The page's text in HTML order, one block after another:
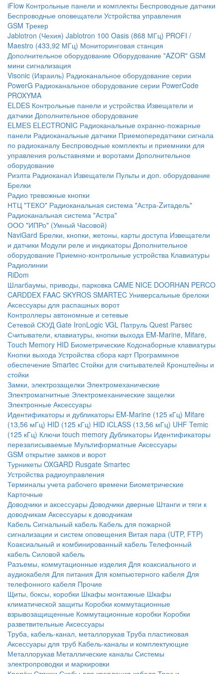
iFlow Контрольные панели и комплекты Беспроводные датчики
Беспроводные оповещатели Устройства управления
GSM Трекер
Jablotron (Чехия) Jablotron 100 Oasis (868 МГц) PROFI /
Maestro (433,92 МГц) Мониторинговая станция
Дополнительное оборудование Оборудование "AZOR" GSM
мини сигнализация
Visonic (Израиль) Радиоканальное оборудование серии
PowerG Радиоканальное оборудование серии PowerCode
PROXYMA
ELDES Контрольные панели и устройства Извещатели и
датчики Дополнительное оборудование
ELMES ELECTRONIC Радиоканальные охранно-пожарные
панели Радиоканальные датчики Приемопередатчики сигнала
по радиоканалу Беспроводные комплекты и приемники для
управления рольставнями и воротами Дополнительное
оборудование
Риэлта Радиоканал Извещатели Пульты и доп. оборудование
Брелки
Радио тревожные кнопки
НТЦ "ТЕКО" Радиоканальная система "Астра-Zитадель"
Радиоканальная система "Астра"
ООО "ИПРо" (Умный Часовой)
NaviGard Брелки, кнопки, жетоны, карты доступа Извещатели
и датчики Модули реле и индикаторы Дополнительное
оборудование Приемно-контрольные устройства Клавиатуры
Радиолинии
RiDom
Шлагбаумы, приводы, парковка CAME NICE DOORHAN PERCO
CARDDEX FAAC SKYROS SMARTEC Универсальные брелоки
Аксессуары для распашных ворот
Контроллеры автономные и сетевые
Сетевой СКУД Gate IronLogic VGL Патруль Quest Parsec
Считыватели, клавиатуры, кнопки выхода EM-Marine, Mifare,
Touch Memory HID Биометрические Кодонаборные клавиатуры
Кнопки выхода Устройства сбора карт Программное
обеспечение Smartec Стойки для считывателей Кронштейны и
стойки
Замки, электрозащелки Электромеханические
Электромагнитные Электромеханические защелки
Электронные Аксессуары
Идентификаторы и дубликаторы EM-Marine (125 кГц) Mifare
(13,56 мГц) HID (125 кГц) HID iCLASS (13,56 мГц) UHF Temic
(125 кГц) Ключи touch memory Дубликаторы Идентификаторы
перезаписываемые Мультиформатные Аксессуары
GSM открытие замков и ворот
Турникеты OXGARD Rusgate Smartec
Устройства радиоуправления
Терминалы учета рабочего времени Биометрические
Карточные
Доводчики и аксессуары Доводчики дверные Штанги и тяги к
доводчикам Аксессуары к доводчикам
Кабель Сигнальный кабель Кабель для пожарной
сигнализации и систем оповещения Витая пара (UTP, FTP)
Коаксиальный и комбинированный кабель Телефонный
кабель Силовой кабель
Разъемы, коммутационные изделия Для коаксиального и
аудиокабеля Для питания Для компьютерного кабеля Для
телефонного кабеля Прочие
Щиты, боксы, коробки Шкафы монтажные Шкафы
климатической защиты Коробки коммутационные
взрывозащищенные Коммутационные коробки Коробки
разветвительные Аксессуары
Труба, кабель-канал, металлорукав Труба пластиковая
Аксессуары для труб Кабель-каналы и комплектующие
Металлорукав Металлические каналы Системы
электропроводки и маркировки